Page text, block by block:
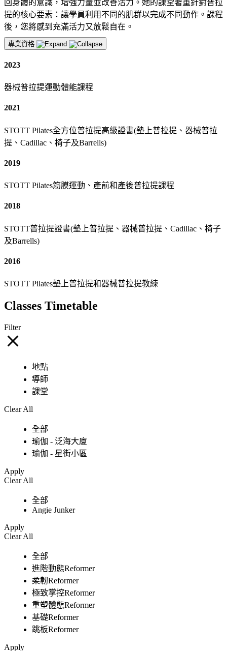
回身體的意識，增強力量並改善活力。她的課堂著重針對普拉
提的核心要素：讓學員利用不同的肌群以完成不同動作。課程
後，您將感到充滿活力又放鬆自在。
專業資格
2023
器械普拉提運動體能課程
2021
STOTT Pilates全方位普拉提高級證書(墊上普拉提、器械普拉
提、Cadillac、椅子及Barrells)
2019
STOTT Pilates筋膜運動、產前和產後普拉提課程
2018
STOTT普拉提證書(墊上普拉提、器械普拉提、Cadillac、椅子
及Barrells)
2016
STOTT Pilates墊上普拉提和器械普拉提教練
Classes Timetable
Filter
地點
導師
課堂
Clear All
全部
瑜伽 - 泛海大廈
瑜伽 - 星街小區
Apply
Clear All
全部
Angie Junker
Apply
Clear All
全部
進階動態Reformer
柔韌Reformer
極致掌控Reformer
重塑體態Reformer
基礎Reformer
跳板Reformer
Apply